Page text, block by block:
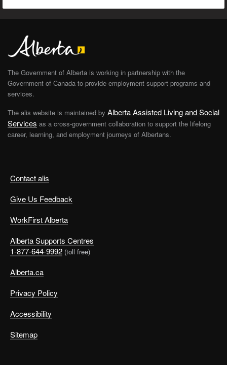
Contact alis
Give Us Feedback
WorkFirst Alberta
Alberta Supports Centres
1-877-644-9992 (toll free)
Alberta.ca
Privacy Policy
Accessibility
Sitemap
The Government of Alberta is working in partnership with the
Government of Canada to provide employment support programs and
services.
The alis website is maintained by Alberta Assisted Living and Social
Services as a cross-government collaboration to support the lifelong
career, learning, and employment journeys of Albertans.